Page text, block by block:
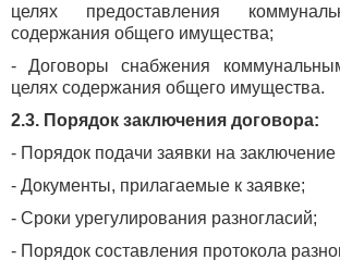
целях предоставления
содержания общего имущества;
- Договоры снабжения
целях содержания общего имущества.
2.3. Порядок заключения договора:
- Порядок подачи заявки на заключение
- Документы, прилагаемые к заявке;
- Сроки урегулирования разногласий;
- Порядок составления протокола